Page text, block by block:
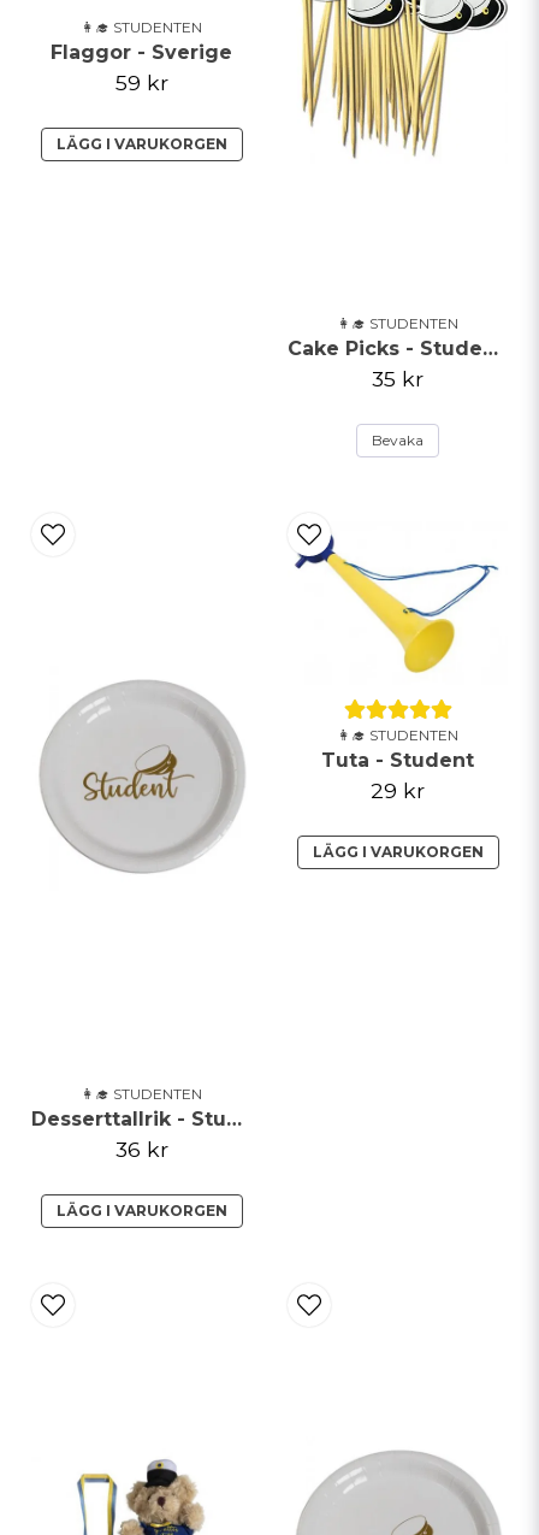
👩‍🎓 STUDENTEN
Flaggor - Sverige
59 kr
LÄGG I VARUKORGEN
👩‍🎓 STUDENTEN
Cake Picks - Studentmössa
35 kr
Bevaka
👩‍🎓 STUDENTEN
Desserttallrik - Student
36 kr
LÄGG I VARUKORGEN
👩‍🎓 STUDENTEN
Tuta - Student
29 kr
LÄGG I VARUKORGEN
Skicka fråga